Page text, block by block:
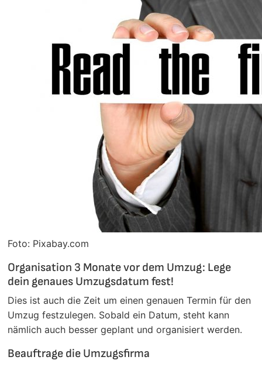
Foto: Pixabay.com
Organisation 3 Monate vor dem Umzug: Lege
dein genaues Umzugsdatum fest!
Dies ist auch die Zeit um einen genauen Termin für den
Umzug festzulegen. Sobald ein Datum, steht kann
nämlich auch besser geplant und organisiert werden.
Beauftrage die Umzugsfirma